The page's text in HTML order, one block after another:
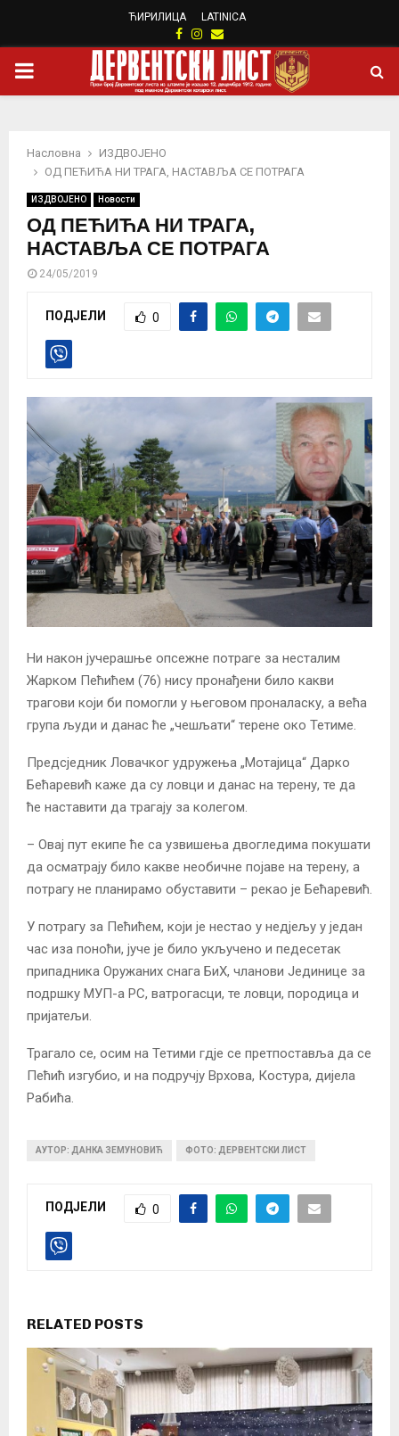
ЋИРИЛИЦА LATINICA
Facebook
Instagram
Email
PRIMARY
Насловна
ИЗДВОЈЕНО
ОД ПЕЋИЋА НИ ТРАГА, НАСТАВЉА СЕ ПОТРАГА
ИЗДВОЈЕНО Новости
ОД ПЕЋИЋА НИ ТРАГА,
НАСТАВЉА СЕ ПОТРАГА
24/05/2019
ПОДЈЕЛИ 0
Ни након јучерашње опсежне потраге за несталим
Жарком Пећићем (76) нису пронађени било какви
трагови који би помогли у његовом проналаску, а већа
група људи и данас ће „чешљати“ терене око Тетиме.
Предсједник Ловачког удружења „Мотајица“ Дарко
Бећаревић каже да су ловци и данас на терену, те да
ће наставити да трагају за колегом.
– Овај пут екипе ће са узвишења двогледима покушати
да осматрају било какве необичне појаве на терену, а
потрагу не планирамо обуставити – рекао је Бећаревић.
У потрагу за Пећићем, који је нестао у недјељу у један
час иза поноћи, јуче је било укључено и педесетак
припадника Оружаних снага БиХ, чланови Јединице за
подршку МУП-а РС, ватрогасци, те ловци, породица и
пријатељи.
Трагало се, осим на Тетими гдје се претпоставља да се
Пећић изгубио, и на подручју Врхова, Костура, дијела
Рабића.
АУТОР: ДАНКА ЗЕМУНОВИЋ ФОТО: ДЕРВЕНТСКИ ЛИСТ
ПОДЈЕЛИ 0
RELATED POSTS